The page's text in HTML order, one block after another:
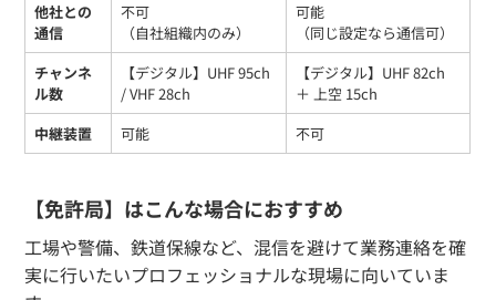
他社との
通信
不可
（自社組織内のみ）
可能
（同じ設定なら通信可）
チャンネ
ル数
【デジタル】UHF 95ch
/ VHF 28ch
【デジタル】UHF 82ch
＋ 上空 15ch
中継装置
可能 不可
【免許局】はこんな場合におすすめ
工場や警備、鉄道保線など、混信を避けて業務連絡を確
実に行いたいプロフェッショナルな現場に向いていま